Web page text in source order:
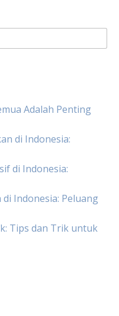
Adalah Penting
di Indonesia:
di Indonesia:
Indonesia: Peluang
Tips dan Trik untuk